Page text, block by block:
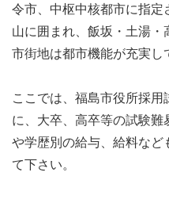
令市、中枢中核都市に指定
山に囲まれ、飯坂・土湯・
市街地は都市機能が充実し
ここでは、福島市役所採
に、大卒、高卒等の試験難
や学歴別の給与、給料など
て下さい。